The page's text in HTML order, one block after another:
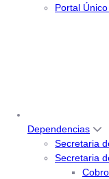
Portal
Dependencias
Secretaria
Secretaria